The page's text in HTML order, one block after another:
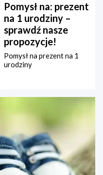
Pomysł na: prezent
na 1 urodziny –
sprawdź nasze
propozycje!
Pomysł na prezent na 1
urodziny